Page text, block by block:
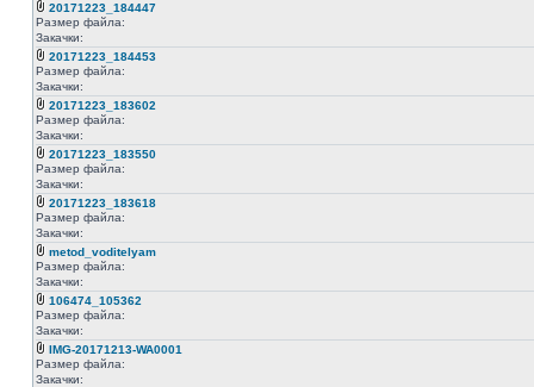
20171223_184447
Размер файла:
Закачки:
20171223_184453
Размер файла:
Закачки:
20171223_183602
Размер файла:
Закачки:
20171223_183550
Размер файла:
Закачки:
20171223_183618
Размер файла:
Закачки:
metod_voditelyam
Размер файла:
Закачки:
106474_105362
Размер файла:
Закачки:
IMG-20171213-WA0001
Размер файла:
Закачки: